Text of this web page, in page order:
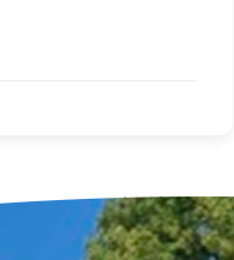
次の記事 →